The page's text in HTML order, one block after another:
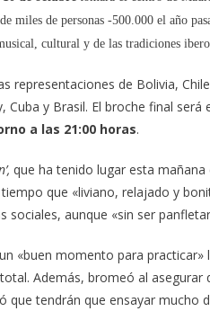
miles de personas -500.000 el año
cultural y de las tradiciones
representaciones de Bolivia,
y Brasil. El broche final será
a las 21:00 horas.
que ha tenido lugar esta mañana
que «liviano, relajado y
sociales, aunque «sin ser
«buen momento para practicar»
Además, bromeó al asegurar
tendrán que ensayar mucho